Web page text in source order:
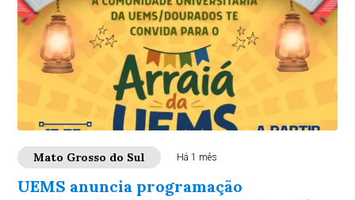
Mato Grosso do Sul Há 1 mês
UEMS anuncia programação